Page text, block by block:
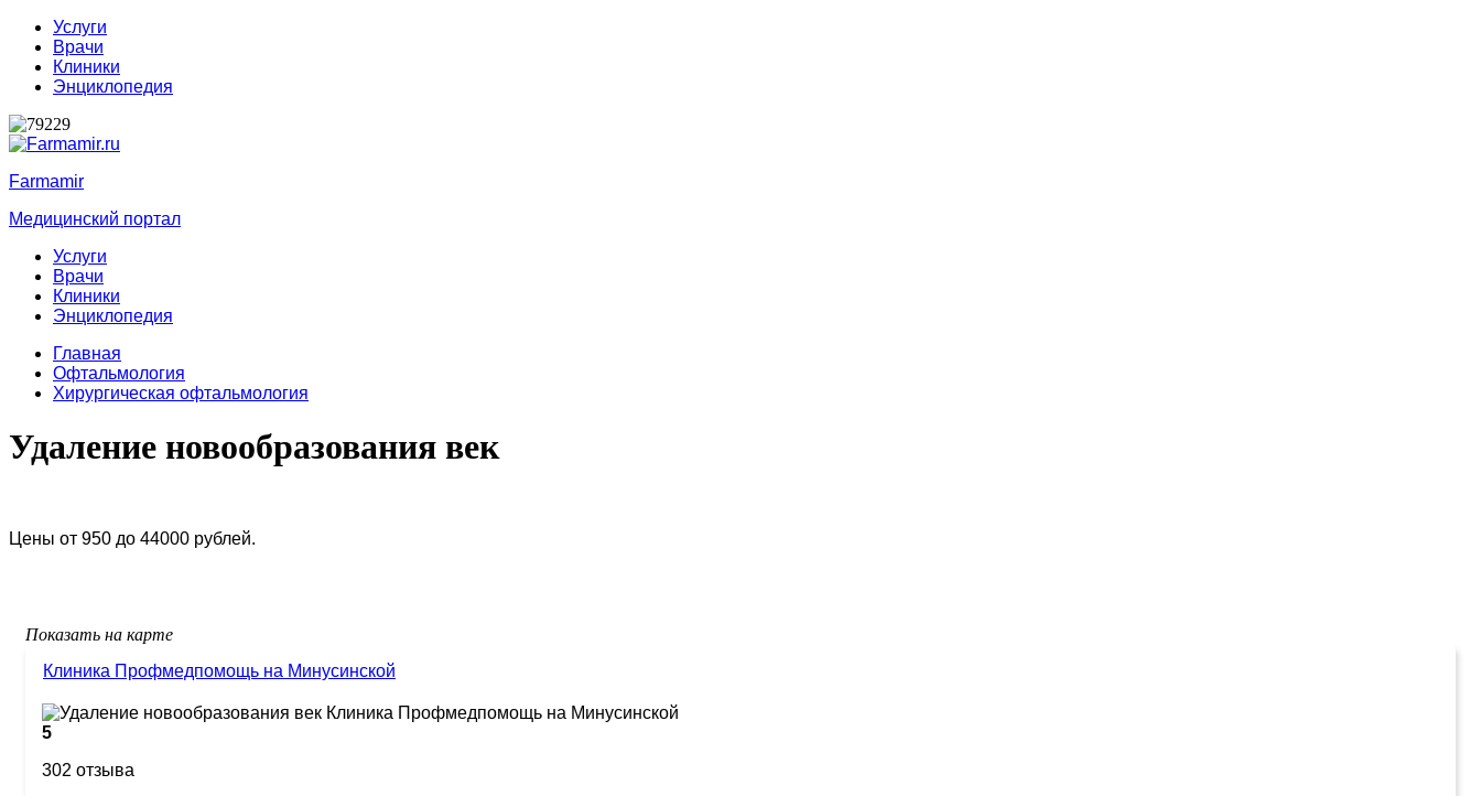
Услуги
Врачи
Клиники
Энциклопедия
Farmamir
Медицинский портал
Услуги
Врачи
Клиники
Энциклопедия
Главная
Офтальмология
Хирургическая офтальмология
Удаление новообразования век
Цены от 950 до 44000 рублей.
Показать на карте
Клиника Профмедпомощь на Минусинской
5
302 отзыва